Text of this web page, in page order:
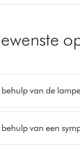
van de
van een